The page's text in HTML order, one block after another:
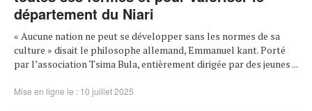
département du Niari
« Aucune nation ne peut se développer sans les normes de sa
culture » disait le philosophe allemand, Emmanuel kant. Porté
par l’association Tsima Bula, entièrement dirigée par des jeunes ...
Mise en ligne le : 10 juillet 2025